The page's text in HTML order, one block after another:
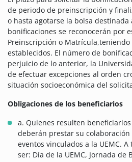
de periodo de preinscripción y
o hasta agotarse la bolsa destinada
bonificaciones se reconocerán por
Preinscripción o Matrícula,teniendo
establecidos. El número de
perjuicio de lo anterior, la
de efectuar excepciones al orden
situación socioeconómica del
Obligaciones de los beneficiarios
a. Quienes resulten
deberán prestar su colaboración
eventos vinculados a la UEMC.
ser: Día de la UEMC, Jornada de